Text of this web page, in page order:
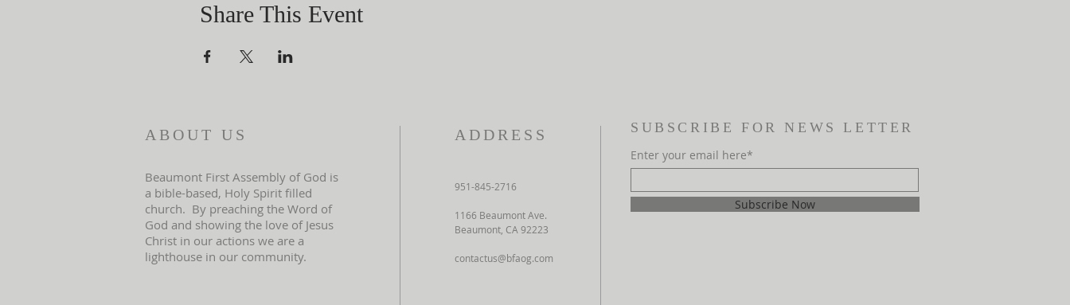
Share This Event
ABOUT US
Beaumont First Assembly of God is
a bible-based, Holy Spirit filled
church. By preaching the Word of
God and showing the love of Jesus
Christ in our actions we are a
lighthouse in our community.
ADDRESS
951-845-2716
1166 Beaumont Ave.
Beaumont, CA 92223
contactus@bfaog.com
SUBSCRIBE FOR NEWS LETTER
Enter your email here*
Subscribe Now